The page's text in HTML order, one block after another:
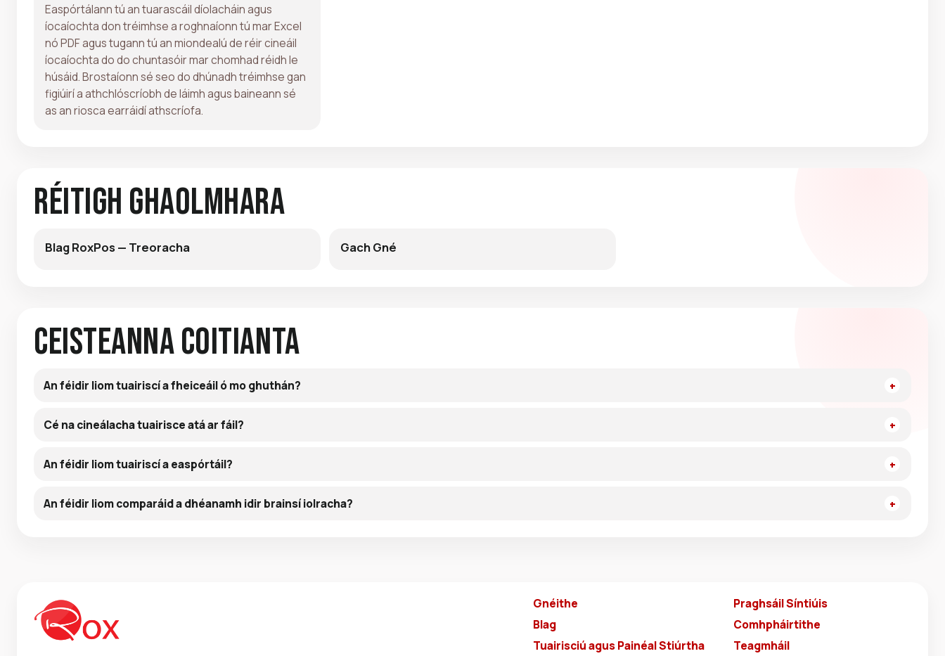
Easpórtálann tú an tuarascáil díolacháin agus
íocaíochta don tréimhse a roghnaíonn tú mar Excel
nó PDF agus tugann tú an miondealú de réir cineáil
íocaíochta do do chuntasóir mar chomhad réidh le
húsáid. Brostaíonn sé seo do dhúnadh tréimhse gan
figiúirí a athchlóscríobh de láimh agus baineann sé
as an riosca earráidí athscríofa.
Réitigh Ghaolmhara
Blag RoxPos — Treoracha Gach Gné
Ceisteanna Coitianta
An féidir liom tuairiscí a fheiceáil ó mo ghuthán?
Cé na cineálacha tuairisce atá ar fáil?
An féidir liom tuairiscí a easpórtáil?
An féidir liom comparáid a dhéanamh idir brainsí iolracha?
Gnéithe
Blag
Tuairisciú agus Painéal Stiúrtha
Praghsáil Síntiúis
Comhpháirtithe
Teagmháil